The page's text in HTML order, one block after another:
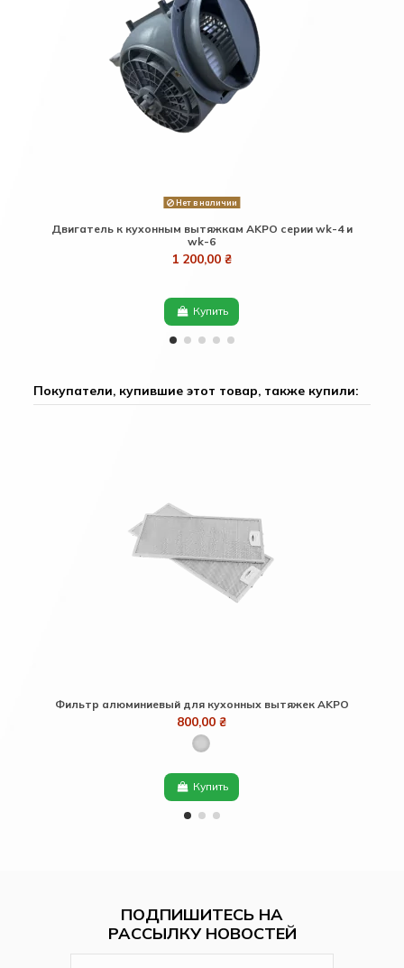
Нет в наличии
Двигатель к кухонным вытяжкам AKPO серии wk-4 и
wk-6
1 200,00 ₴
Купить
Покупатели, купившие этот товар, также купили:
Фильтр алюминиевый для кухонных вытяжек AKPO
800,00 ₴
Купить
ПОДПИШИТЕСЬ НА
РАССЫЛКУ НОВОСТЕЙ